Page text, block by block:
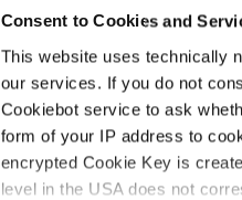
Consent to Cookies and
This website uses technically
our services. If you do not
Cookiebot service to ask
form of your IP address to
encrypted Cookie Key is
level in the USA does not
Unternehmen
Die
mit einem
erhältlich!